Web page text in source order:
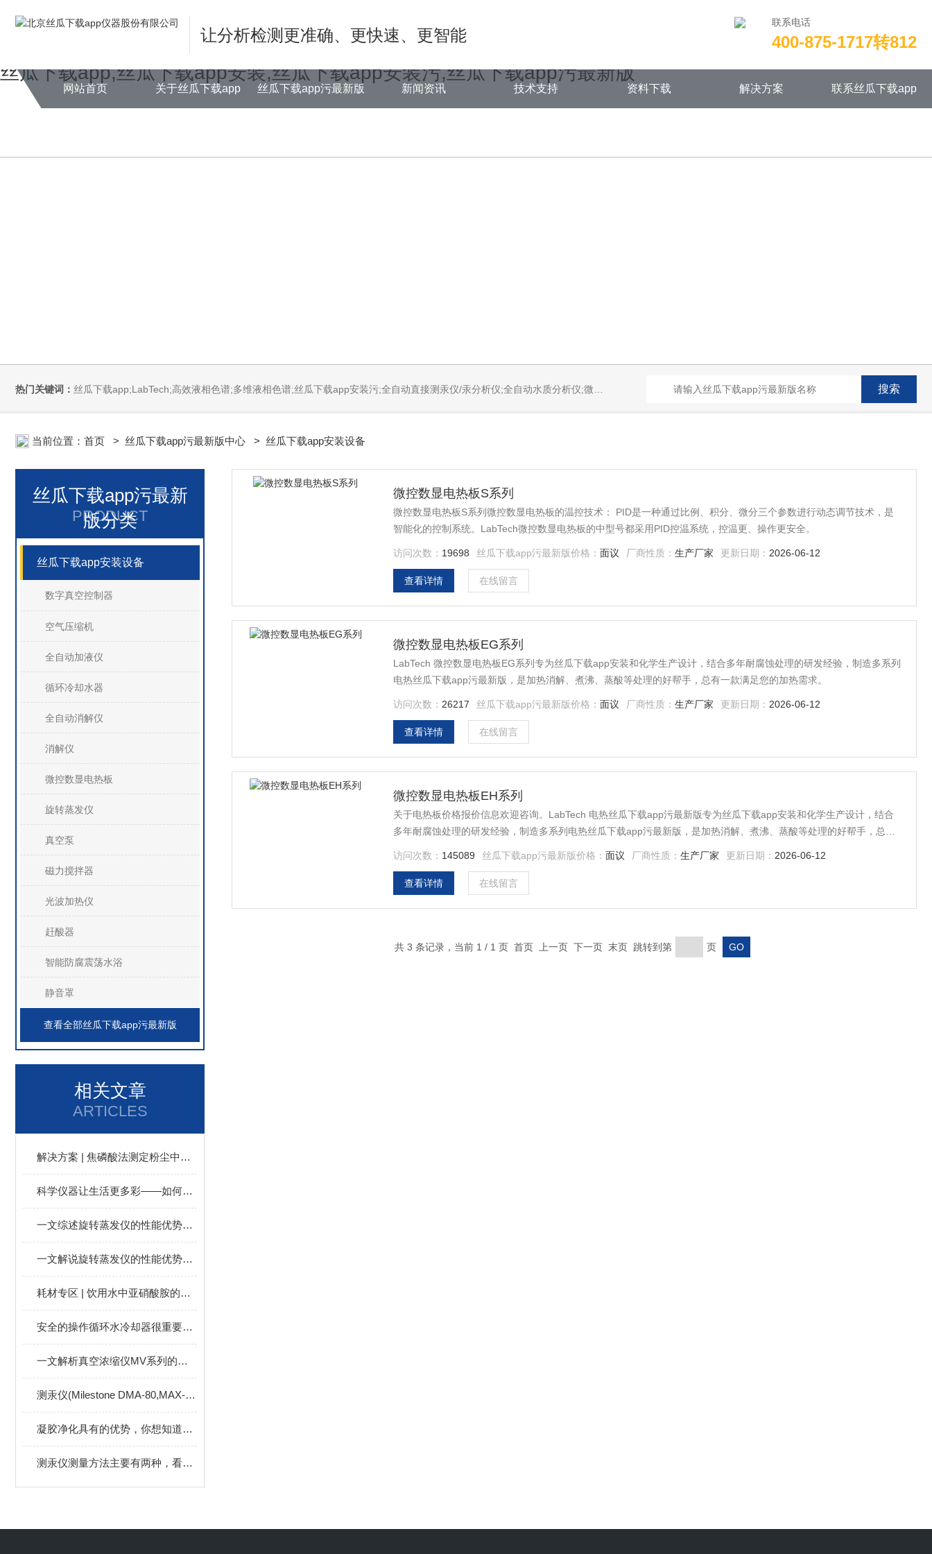
Warning: mkdir(): No space left on device in
/www/wwwroot/NEW14chongjian.com/func.php on line115
丝瓜下载app,丝瓜下载app安装,丝瓜下载app安装污,丝瓜下载app污最新版
让分析检测更准确、更快速、更智能
联系电话
400-875-1717转812
网站首页 关于丝瓜下载app 丝瓜下载app污最新版 新闻资讯 技术支持 资料下载 解决方案 联系丝瓜下载app
热门关键词： 丝瓜下载app;LabTech;高效液相色谱;多维液相色谱;丝瓜下载app安装污;全自动直接测汞仪/汞分析仪;全自动水质分析仪;微波消解萃取系统;微波合成系统;微波灰化磺化系统;全自动固相萃取系统;Dryvap全自动溶剂蒸发系统;激光固体烧蚀进样系统;循环水冷却器;电热消解仪;微控数显电热板;光波加热仪;磁力搅拌器;分析仪器;丝瓜下载app安装设备;样品前处理仪器;丝瓜下载app安装信息管理系统（LIMS;超净丝瓜下载app安装设计与工程;通风柜;化学安全柜;AAICPICP-MSUV-VISHPLC耗材和配件
当前位置： 首页 > 丝瓜下载app污最新版中心 > 丝瓜下载app安装设备
丝瓜下载app污最新
版分类
PRODUCT
丝瓜下载app安装设备
数字真空控制器
空气压缩机
全自动加液仪
循环冷却水器
全自动消解仪
消解仪
微控数显电热板
旋转蒸发仪
真空泵
磁力搅拌器
光波加热仪
赶酸器
智能防腐震荡水浴
静音罩
查看全部丝瓜下载app污最新版
相关文章
ARTICLES
解决方案 | 焦磷酸法测定粉尘中游离二氧化硅含量的步骤
科学仪器让生活更多彩——如何自制口红
一文综述旋转蒸发仪的性能优势、标准化操作和应用
一文解说旋转蒸发仪的性能优势与规范运维指南
耗材专区 | 饮用水中亚硝酸胺的检测
安全的操作循环水冷却器很重要，注意事项有？
一文解析真空浓缩仪MV系列的原理、参数与核心优势
测汞仪(Milestone DMA-80,MAX-L,S,DMA-1)性能优势
凝胶净化具有的优势，你想知道的都在这里
测汞仪测量方法主要有两种，看完才知道
微控数显电热板S系列
微控数显电热板S系列微控数显电热板的温控技术： PID是一种通过比例、积分、微分三个参数进行动态调节技术，是
智能化的控制系统。LabTech微控数显电热板的中型号都采用PID控温系统，控温更、操作更安全。
访问次数： 19698 丝瓜下载app污最新版价格： 面议 厂商性质： 生产厂家 更新日期： 2026-06-12
查看详情 在线留言
微控数显电热板EG系列
LabTech 微控数显电热板EG系列专为丝瓜下载app安装和化学生产设计，结合多年耐腐蚀处理的研发经验，制造多系列
电热丝瓜下载app污最新版，是加热消解、煮沸、蒸酸等处理的好帮手，总有一款满足您的加热需求。
访问次数： 26217 丝瓜下载app污最新版价格： 面议 厂商性质： 生产厂家 更新日期： 2026-06-12
查看详情 在线留言
微控数显电热板EH系列
关于电热板价格报价信息欢迎咨询。LabTech 电热丝瓜下载app污最新版专为丝瓜下载app安装和化学生产设计，结合
多年耐腐蚀处理的研发经验，制造多系列电热丝瓜下载app污最新版，是加热消解、煮沸、蒸酸等处理的好帮手，总有
访问次数： 145089 丝瓜下载app污最新版价格： 面议 厂商性质： 生产厂家 更新日期： 2026-06-12
查看详情 在线留言
共 3 条记录，当前 1 / 1 页 首页 上一页 下一页 末页 跳转到第 页